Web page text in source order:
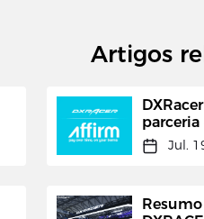
Artigos
Jul.